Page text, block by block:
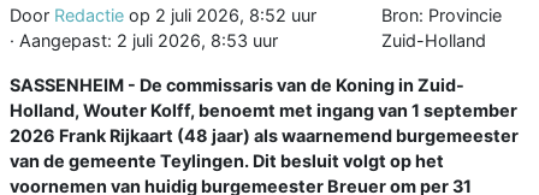
Door Redactie op 2 juli 2026, 8:52 uur
· Aangepast: 2 juli 2026, 8:53 uur
Bron: Provincie
Zuid-Holland
SASSENHEIM - De commissaris van de Koning in Zuid-
Holland, Wouter Kolff, benoemt met ingang van 1 september
2026 Frank Rijkaart (48 jaar) als waarnemend burgemeester
van de gemeente Teylingen. Dit besluit volgt op het
voornemen van huidig burgemeester Breuer om per 31